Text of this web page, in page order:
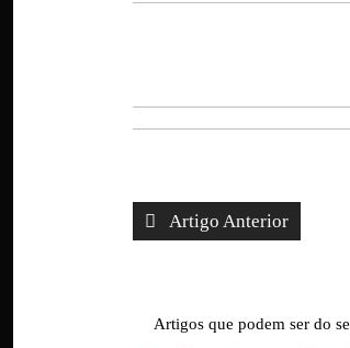
Artigo Anterior
Artigos que podem ser do